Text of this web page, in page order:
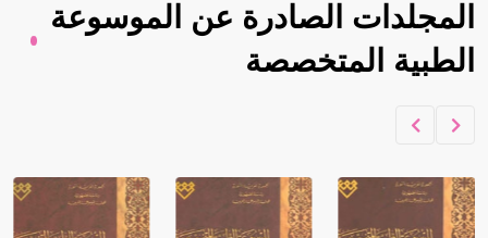
المجلدات الصادرة عن الموسوعة
الطبية المتخصصة